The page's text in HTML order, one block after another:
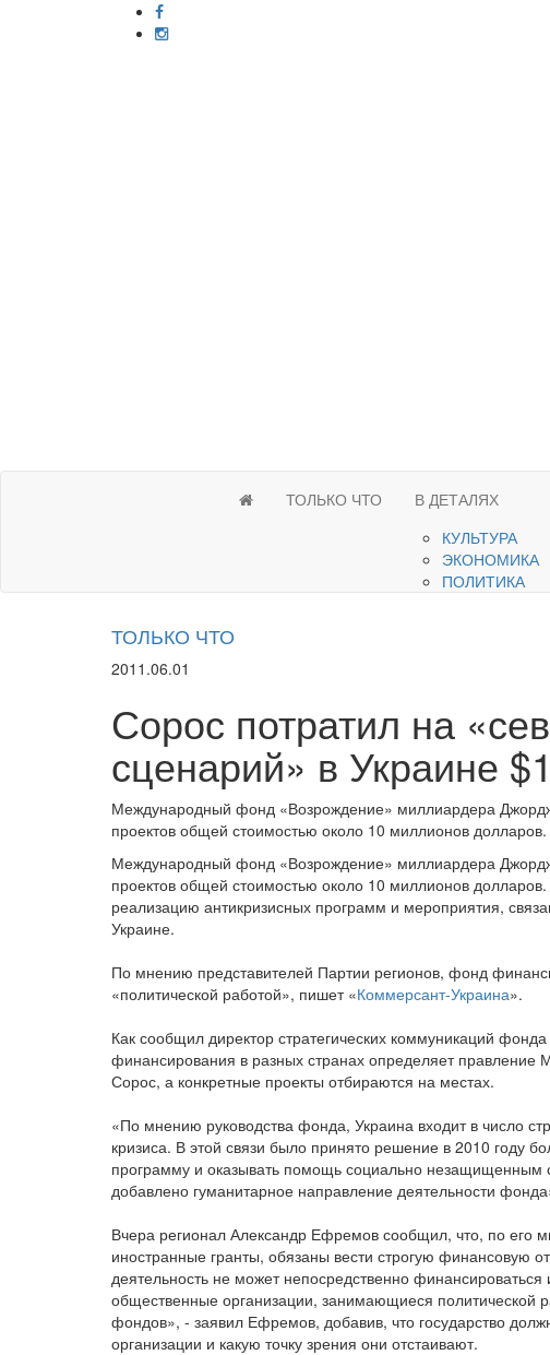
ТОЛЬКО ЧТО
В ДЕТАЛЯХ
КУЛЬТУРА
ЭКОНОМИКА
ПОЛИТИКА
ТОЛЬКО ЧТО
2011.06.01
Сорос потратил на
сценарий» в Украине
Международный фонд «Возрождение» миллиардера
проектов общей стоимостью около 10 миллионов долларов.
Международный фонд «Возрождение» миллиардера
проектов общей стоимостью около 10 миллионов
реализацию антикризисных программ и мероприятия,
Украине.
По мнению представителей Партии регионов, фонд
«политической работой», пишет «Коммерсант-Украина».
Как сообщил директор стратегических коммуникаций
финансирования в разных странах определяет
Сорос, а конкретные проекты отбираются на местах.
«По мнению руководства фонда, Украина входит в число
кризиса. В этой связи было принято решение в 2010 году
программу и оказывать помощь социально
добавлено гуманитарное направление деятельности
Вчера регионал Александр Ефремов сообщил, что, по
иностранные гранты, обязаны вести строгую финансовую
деятельность не может непосредственно
общественные организации, занимающиеся политической
фондов», - заявил Ефремов, добавив, что государство
организации и какую точку зрения они отстаивают.